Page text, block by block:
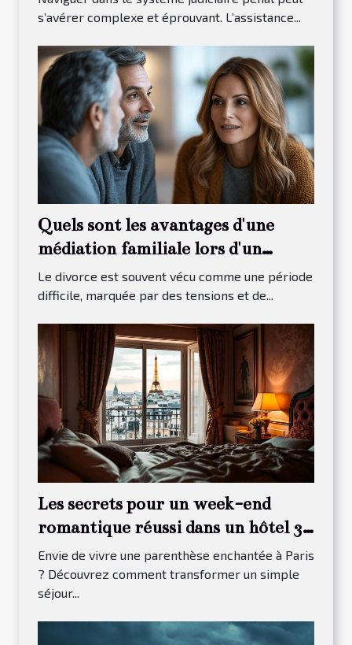
s’avérer complexe et éprouvant. L’assistance...
Quels sont les avantages d'une
médiation familiale lors d'un
divorce ?
Le divorce est souvent vécu comme une période
difficile, marquée par des tensions et de...
Les secrets pour un week-end
romantique réussi dans un hôtel 3
étoiles à Paris 13
Envie de vivre une parenthèse enchantée à Paris
? Découvrez comment transformer un simple
séjour...